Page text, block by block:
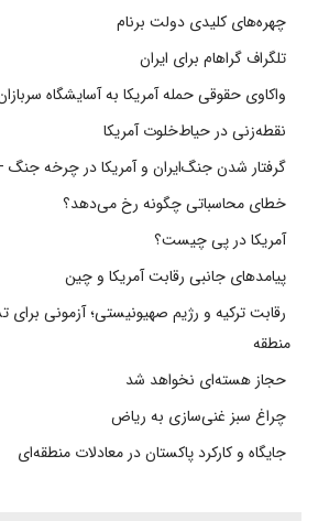
چهره‌های کلیدی دولت برنام
تلگراف گراهام برای ایران
واکاوی حقوقی حمله آمریکا به آسایشگاه
نقطه‌زنی در حیاط‌خلوت آمریکا
گرفتار شدن جنگ‌ایران و آمریکا در چرخه
خطای محاسباتی چگونه رخ می‌دهد؟
آمریکا در پی چیست؟
پیامدهای جانبی رقابت آمریکا و چین
رقابت ترکیه و رژیم صهیونیستی؛ آزمونی
منطقه
حجاز هسته‌ای نخواهد شد
چراغ سبز غنی‌سازی به ریاض
جایگاه و کارکرد پاکستان در معادلات منطقه‌ای